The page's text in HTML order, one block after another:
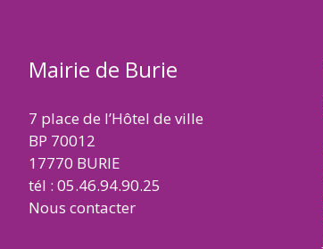
Mairie de Burie
7 place de l’Hôtel de ville
BP 70012
17770 BURIE
tél : 05.46.94.90.25
Nous contacter